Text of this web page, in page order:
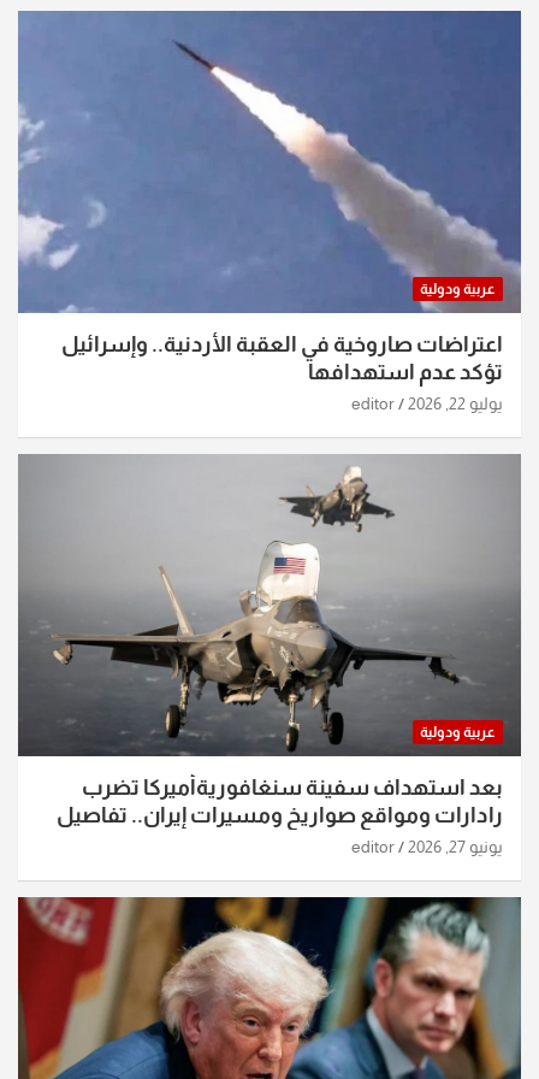
عربية ودولية
اعتراضات صاروخية في العقبة الأردنية.. وإسرائيل
تؤكد عدم استهدافها
يوليو 22, 2026 editor
عربية ودولية
بعد استهداف سفينة سنغافوريةأميركا تضرب
رادارات ومواقع صواريخ ومسيرات إيران.. تفاصيل
الساعات الماضية
يونيو 27, 2026 editor